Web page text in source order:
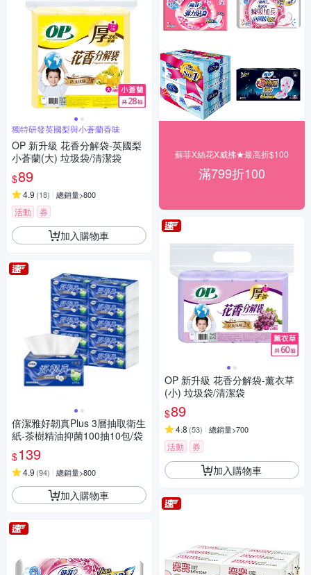
獨特研發英國梨與小蒼蘭香味
OP 新升級 花香分解袋-英國梨
小蒼蘭(大) 垃圾袋/清潔袋
$89
4.9 (18) 總銷量>800
活動 券
加入購物車
倍潔雅好韌真Plus 3層抽取衛生
紙-茶樹精油抑菌100抽10包/袋
$139
4.9 (94) 總銷量>800
加入購物車
蘇菲X絲花X威拂★最高折$100
滿799折100
OP 新升級 花香分解袋-薰衣草
(小) 垃圾袋/清潔袋
$89
4.8 (53) 總銷量>700
活動 券
加入購物車